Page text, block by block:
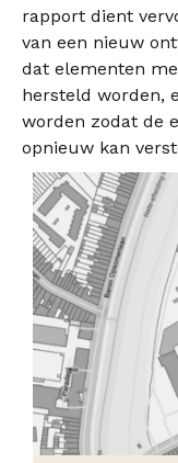
rapport dient
van een nieuw
dat elementen
hersteld worden,
worden zodat de
opnieuw kan